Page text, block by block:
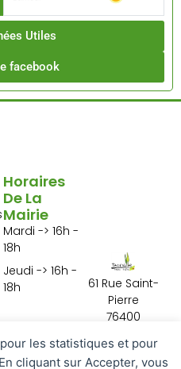
les statistiques et pour
cliquant sur Accepter, vous
Utiles
facebook
61 Rue Saint-
Pierre
76400
02 35 29 10 01
Horaires
De La
Mairie
Mardi -> 16h -
18h
Jeudi -> 16h -
18h